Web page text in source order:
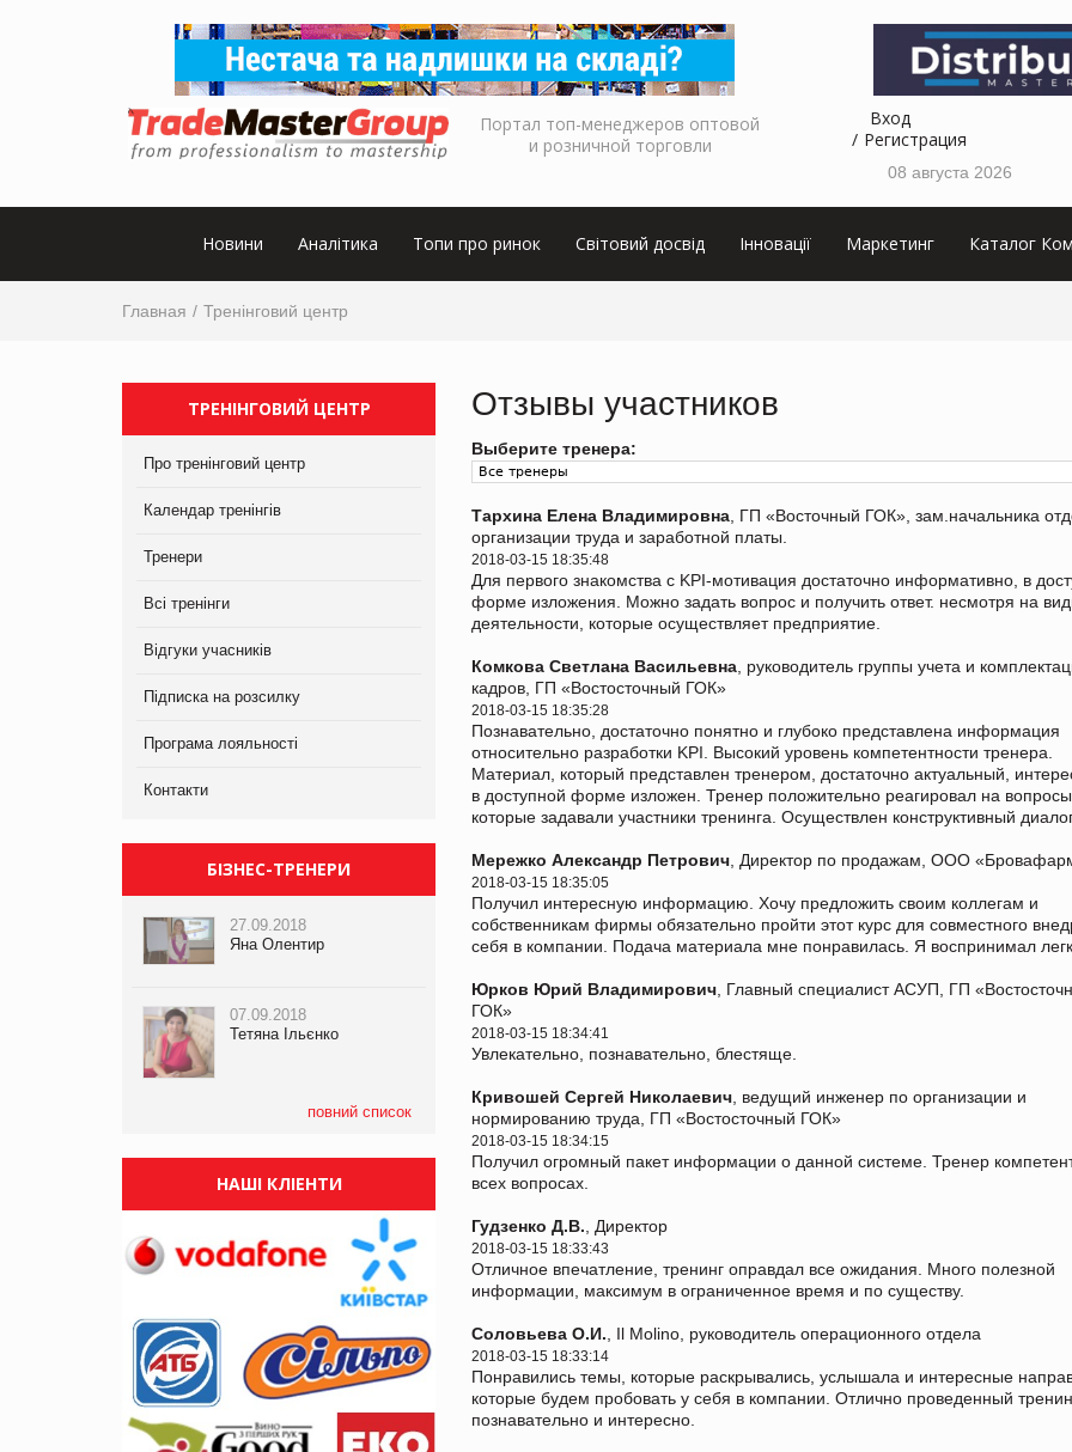
Портал топ-менеджеров оптовой
и розничной торговли
Вход
Регистрация
08 августа 2026
Новини Аналітика Топи про ринок Світовий досвід Інновації Маркетинг Каталог
Главная Тренінговий центр
ТРЕНІНГОВИЙ ЦЕНТР
Про тренінговий центр
Календар тренінгів
Тренери
Всі тренінги
Відгуки учасників
Підписка на розсилку
Програма лояльності
Контакти
БІЗНЕС-ТРЕНЕРИ
27.09.2018
Яна Олентир
07.09.2018
Тетяна Ільєнко
повний список
НАШІ КЛІЕНТИ
Отзывы участников
Выберите тренера:
Тархина Елена Владимировна , ГП «Восточный ГОК», зам.начальника
организации труда и заработной платы.
2018-03-15 18:35:48
Для первого знакомства с KPI-мотивация достаточно информативно, в
форме изложения. Можно задать вопрос и получить ответ. несмотря на
деятельности, которые осуществляет предприятие.
Комкова Светлана Васильевна , руководитель группы учета и
кадров, ГП «Востосточный ГОК»
2018-03-15 18:35:28
Познавательно, достаточно понятно и глубоко представлена информация
относительно разработки KPI. Высокий уровень компетентности тренера.
Материал, который представлен тренером, достаточно актуальный,
в доступной форме изложен. Тренер положительно реагировал на вопросы,
которые задавали участники тренинга. Осуществлен конструктивный
Мережко Александр Петрович , Директор по продажам, ООО
2018-03-15 18:35:05
Получил интересную информацию. Хочу предложить своим коллегам и
собственникам фирмы обязательно пройти этот курс для совместного
себя в компании. Подача материала мне понравилась. Я воспринимал
Юрков Юрий Владимирович , Главный специалист АСУП, ГП
ГОК»
2018-03-15 18:34:41
Увлекательно, познавательно, блестяще.
Кривошей Сергей Николаевич , ведущий инженер по организации и
нормированию труда, ГП «Востосточный ГОК»
2018-03-15 18:34:15
Получил огромный пакет информации о данной системе. Тренер
всех вопросах.
Гудзенко Д.В. , Директор
2018-03-15 18:33:43
Отличное впечатление, тренинг оправдал все ожидания. Много полезной
информации, максимум в ограниченное время и по существу.
Соловьева О.И. , Il Molino, руководитель операционного отдела
2018-03-15 18:33:14
Понравились темы, которые раскрывались, услышала и интересные
которые будем пробовать у себя в компании. Отлично проведенный
познавательно и интересно.